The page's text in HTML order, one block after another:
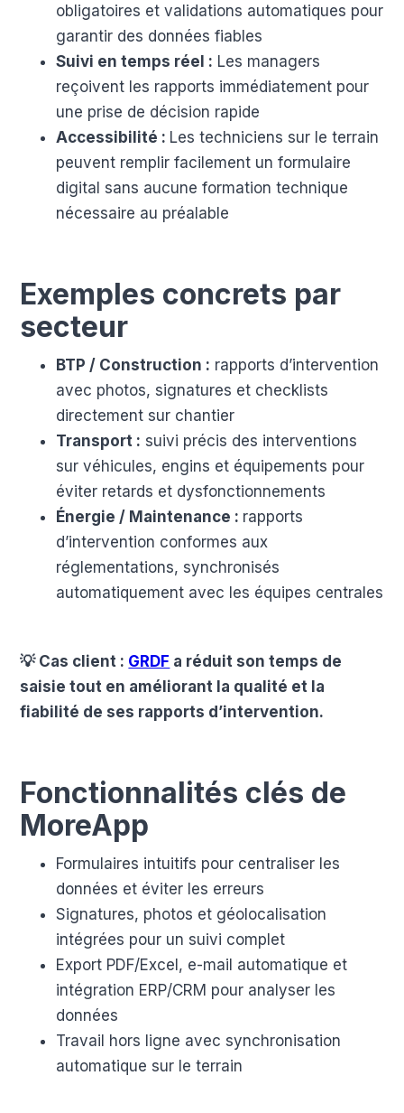
obligatoires et validations automatiques pour
garantir des données fiables
Suivi en temps réel : Les managers
reçoivent les rapports immédiatement pour
une prise de décision rapide
Accessibilité : Les techniciens sur le terrain
peuvent remplir facilement un formulaire
digital sans aucune formation technique
nécessaire au préalable
Exemples concrets par
secteur
BTP / Construction : rapports d’intervention
avec photos, signatures et checklists
directement sur chantier
Transport : suivi précis des interventions
sur véhicules, engins et équipements pour
éviter retards et dysfonctionnements
Énergie / Maintenance : rapports
d’intervention conformes aux
réglementations, synchronisés
automatiquement avec les équipes centrales
💡 Cas client : GRDF a réduit son temps de
saisie tout en améliorant la qualité et la
fiabilité de ses rapports d’intervention.
Fonctionnalités clés de
MoreApp
Formulaires intuitifs pour centraliser les
données et éviter les erreurs
Signatures, photos et géolocalisation
intégrées pour un suivi complet
Export PDF/Excel, e-mail automatique et
intégration ERP/CRM pour analyser les
données
Travail hors ligne avec synchronisation
automatique sur le terrain